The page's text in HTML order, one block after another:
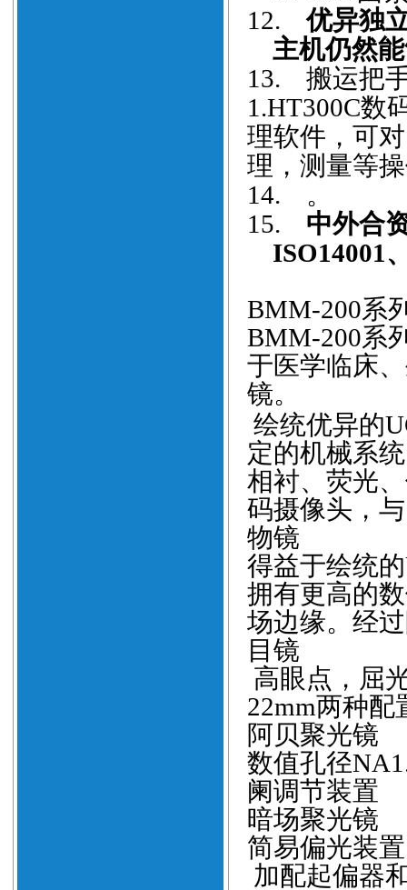
12.
优异独
主机仍然
13.
搬运把
1.HT300C数
理软件，可
理，测量等
14.
。
15.
中外合
ISO14001
BMM-200系
BMM-200系
于医学临床
镜。
绘统优异的
定的机械系
相衬、荧光
码摄像头，
物镜
得益于绘统的
拥有更高的
场边缘。经
目镜
高眼点，屈
22mm两种配
阿贝聚光镜
数值孔径
阑调节装置
暗场聚光镜
简易偏光装置
加配起偏器